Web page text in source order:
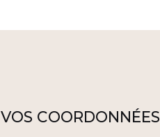
VOS COORDONNÉES